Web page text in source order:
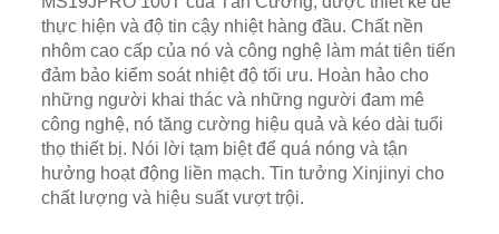
thực hiện và độ tin cậy nhiệt hàng đầu. Chất nền
nhôm cao cấp của nó và công nghệ làm mát tiên tiến
đảm bảo kiểm soát nhiệt độ tối ưu. Hoàn hảo cho
những người khai thác và những người đam mê
công nghệ, nó tăng cường hiệu quả và kéo dài tuổi
thọ thiết bị. Nói lời tạm biệt để quá nóng và tận
hưởng hoạt động liền mạch. Tin tưởng Xinjinyi cho
chất lượng và hiệu suất vượt trội.